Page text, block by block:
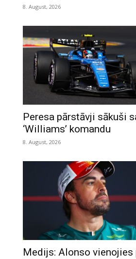
8. August, 2026
Peresa pārstāvji sākuši
‘Williams’ komandu
8. August, 2026
Medijs: Alonso vienojies